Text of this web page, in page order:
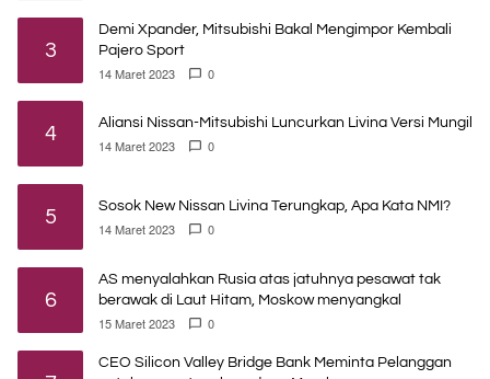
3
Demi Xpander, Mitsubishi Bakal Mengimpor Kembali
Pajero Sport
14 Maret 2023 0
4 Aliansi Nissan-Mitsubishi Luncurkan Livina Versi Mungil
14 Maret 2023 0
5 Sosok New Nissan Livina Terungkap, Apa Kata NMI?
14 Maret 2023 0
6
AS menyalahkan Rusia atas jatuhnya pesawat tak
berawak di Laut Hitam, Moskow menyangkal
15 Maret 2023 0
CEO Silicon Valley Bridge Bank Meminta Pelanggan